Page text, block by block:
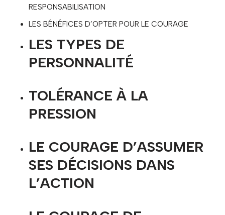
RESPONSABILISATION
LES BÉNÉFICES D’OPTER POUR LE COURAGE
LES TYPES DE
PERSONNALITÉ
TOLÉRANCE À LA
PRESSION
LE COURAGE D’ASSUMER
SES DÉCISIONS DANS
L’ACTION